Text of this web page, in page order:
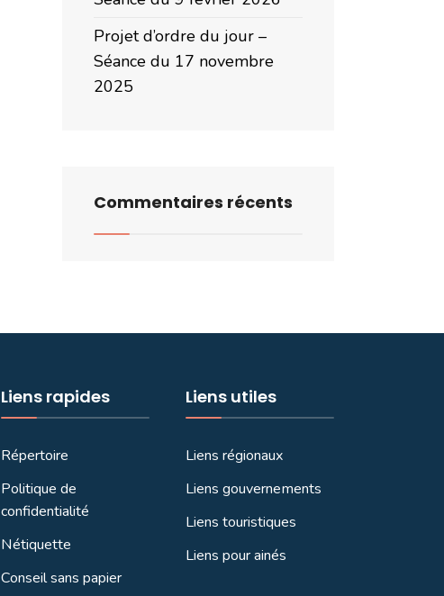
Projet d’ordre du jour –
Séance du 17 novembre
2025
Commentaires récents
Liens rapides
Répertoire
Politique de
confidentialité
Nétiquette
Conseil sans papier
Liens utiles
Liens régionaux
Liens gouvernements
Liens touristiques
Liens pour ainés